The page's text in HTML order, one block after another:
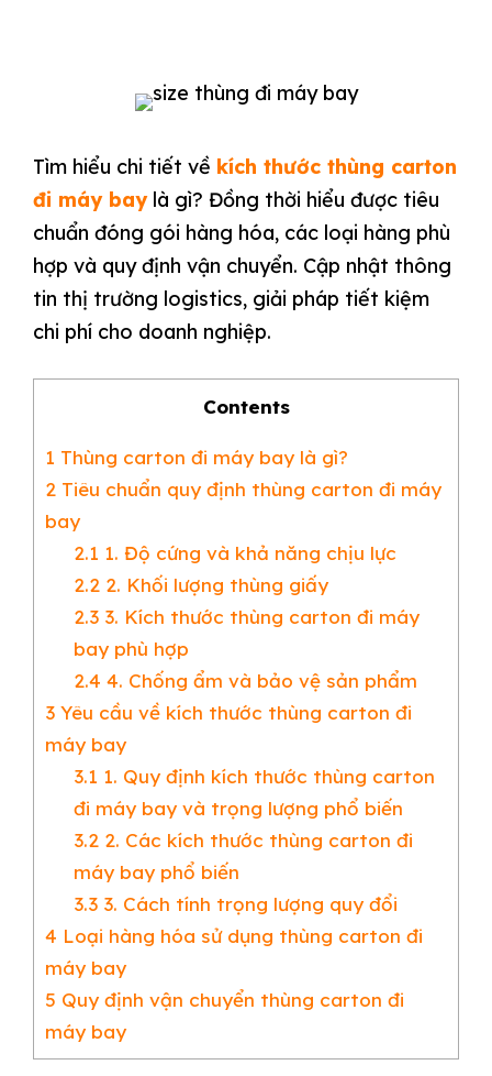
Tìm hiểu chi tiết về kích thước thùng carton
đi máy baylà gì? Đồng thời hiểu được tiêu
chuẩn đóng gói hàng hóa, các loại hàng phù
hợp và quy định vận chuyển. Cập nhật thông
tin thị trường logistics, giải pháp tiết kiệm
chi phí cho doanh nghiệp.
Contents
1 Thùng carton đi máy bay là gì?
2 Tiêu chuẩn quy định thùng carton đi máy
bay
2.1 1. Độ cứng và khả năng chịu lực
2.22. Khối lượng thùng giấy
2.33. Kích thước thùng carton đi máy
bay phù hợp
2.4 4. Chống ẩm và bảo vệ sản phẩm
3 Yêu cầu về kích thước thùng carton đi
máy bay
3.1 1. Quy định kích thước thùng carton
đi máy bay và trọng lượng phổ biến
3.22. Các kích thước thùng carton đi
máy bay phổ biến
3.33. Cách tính trọng lượng quy đổi
4 Loại hàng hóa sử dụng thùng carton đi
máy bay
5 Quy định vận chuyển thùng carton đi
máy bay